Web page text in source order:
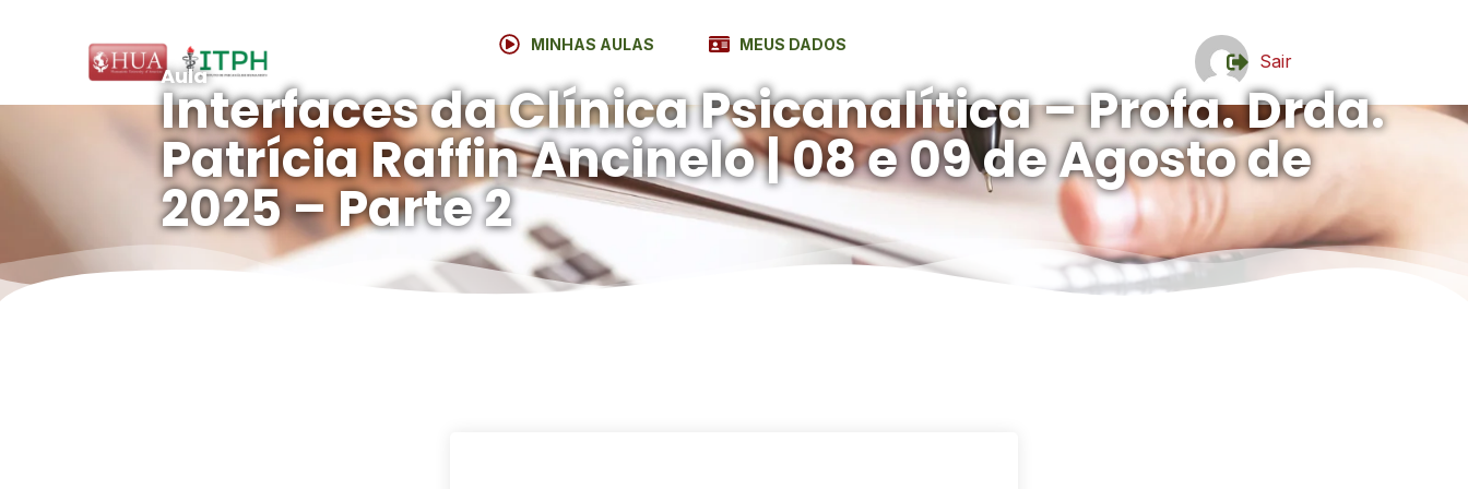
MINHAS AULAS MEUS DADOS
Sair
Aula
Interfaces da Clínica Psicanalítica – Profa. Drda.
Patrícia Raffin Ancinelo | 08 e 09 de Agosto de
2025 – Parte 2